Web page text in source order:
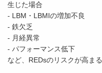
生じた場合
- LBM・LBMIの増加不良
- 鉄欠乏
- 月経異常
- パフォーマンス低下
など、REDsのリスクが高まる